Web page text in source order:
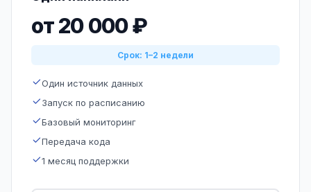
от 20 000 ₽
Срок: 1–2 недели
Один источник данных
Запуск по расписанию
Базовый мониторинг
Передача кода
1 месяц поддержки